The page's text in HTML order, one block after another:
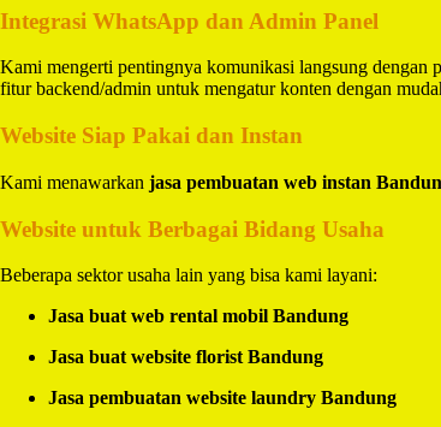
Integrasi WhatsApp dan Admin Panel
Kami mengerti pentingnya komunikasi langsung dengan
fitur backend/admin untuk mengatur konten dengan
Website Siap Pakai dan Instan
Kami menawarkan jasa pembuatan web instan
Website untuk Berbagai Bidang Usaha
Beberapa sektor usaha lain yang bisa kami layani:
Jasa buat web rental mobil Bandung
Jasa buat website florist Bandung
Jasa pembuatan website laundry Bandung